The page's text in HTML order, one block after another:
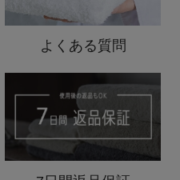
よくある質問